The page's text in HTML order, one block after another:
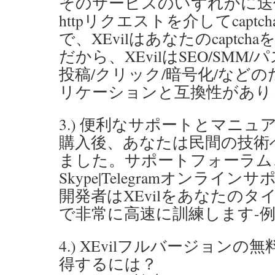
httpリクエストを介して
で、XEvilはあなたのcaptcha
だから、XEvilはSEO/SMM/
投稿/クリック/暗号化/など
リケーションと互換性があ
3.) 便利なサポートとマニュ
購入後、あなたは民間の技
ました。サポートフォーラ
Skype|Telegramオンラインサ
開発者はXEvilをあなたのタ
で非常に高速に訓練します-
4.) XEvilフルバージョンの無
得するには？